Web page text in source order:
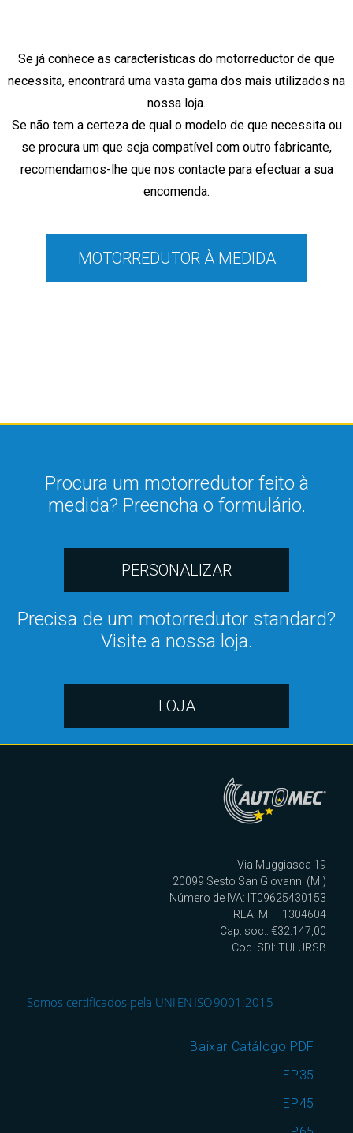
Se já conhece as características do motorreductor de que
necessita, encontrará uma vasta gama dos mais utilizados na
nossa loja.
Se não tem a certeza de qual o modelo de que necessita ou
se procura um que seja compatível com outro fabricante,
recomendamos-lhe que nos contacte para efectuar a sua
encomenda.
MOTORREDUTOR À MEDIDA
Procura um motorredutor feito à
medida? Preencha o formulário.
PERSONALIZAR
Precisa de um motorredutor standard?
Visite a nossa loja.
LOJA
Via Muggiasca 19
20099 Sesto San Giovanni (MI)
Número de IVA: IT09625430153
REA: MI – 1304604
Cap. soc.: €32.147,00
Cod. SDI: TULURSB
Somos certificados pela UNI EN ISO 9001:2015
Baixar Catálogo PDF
EP35
EP45